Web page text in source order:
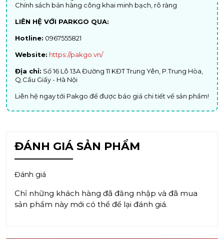
Chính sách bán hàng công khai minh bạch, rõ ràng
LIÊN HỆ VỚI PARKGO QUA:
Hotline: 0967555821
Website: https://pakgo.vn/
Địa chỉ: Số 16 Lô 13A Đường 11 KĐT Trung Yên, P.Trung Hòa,
Q.Cầu Giấy - Hà Nội
Liên hệ ngay tới Pakgo để được báo giá chi tiết về sản phẩm!
ĐÁNH GIÁ SẢN PHẨM
Đánh giá
Chỉ những khách hàng đã đăng nhập và đã mua
sản phẩm này mới có thể để lại đánh giá.